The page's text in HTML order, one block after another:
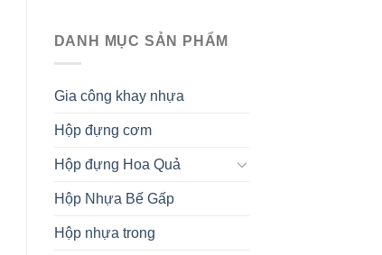
DANH MỤC SẢN PHẨM
Gia công khay nhựa
Hộp đựng cơm
Hộp đựng Hoa Quả
Hộp Nhựa Bế Gấp
Hộp nhựa trong